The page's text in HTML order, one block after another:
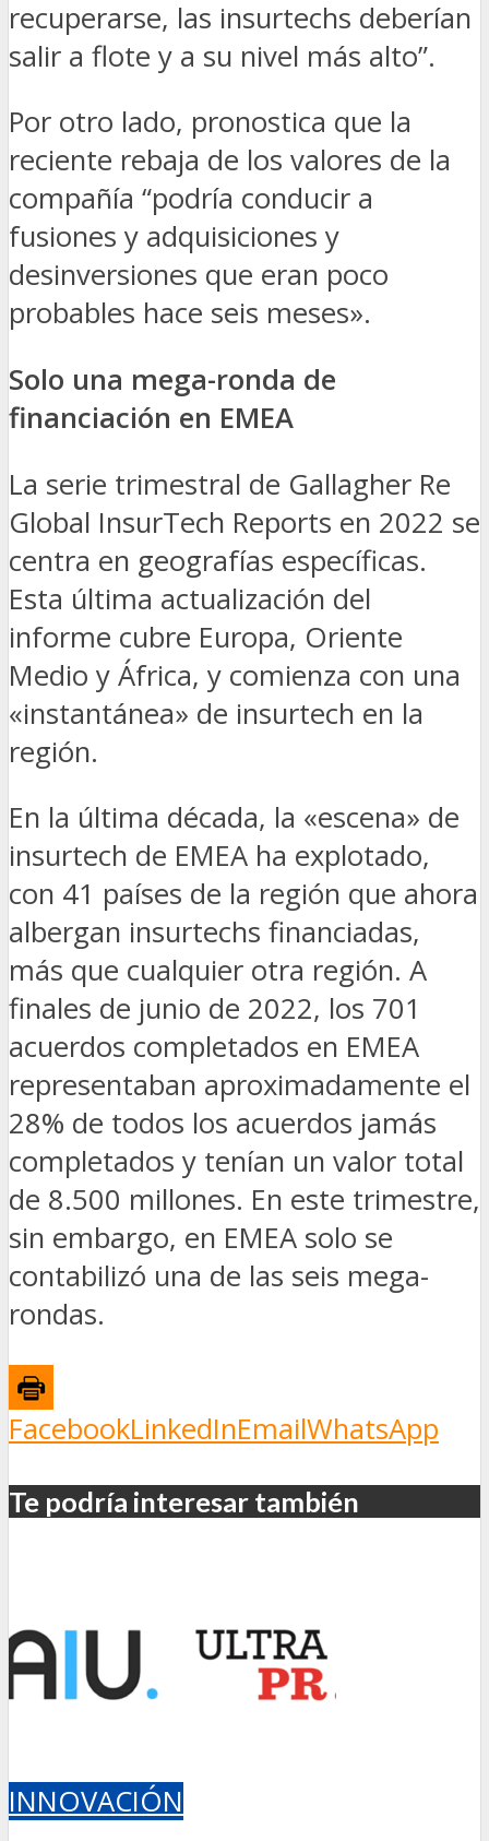
recuperarse, las insurtechs deberían
salir a flote y a su nivel más alto”.
Por otro lado, pronostica que la
reciente rebaja de los valores de la
compañía “podría conducir a
fusiones y adquisiciones y
desinversiones que eran poco
probables hace seis meses».
Solo una mega-ronda de
financiación en EMEA
La serie trimestral de Gallagher Re
Global InsurTech Reports en 2022 se
centra en geografías específicas.
Esta última actualización del
informe cubre Europa, Oriente
Medio y África, y comienza con una
«instantánea» de insurtech en la
región.
En la última década, la «escena» de
insurtech de EMEA ha explotado,
con 41 países de la región que ahora
albergan insurtechs financiadas,
más que cualquier otra región. A
finales de junio de 2022, los 701
acuerdos completados en EMEA
representaban aproximadamente el
28% de todos los acuerdos jamás
completados y tenían un valor total
de 8.500 millones. En este trimestre,
sin embargo, en EMEA solo se
contabilizó una de las seis mega-
rondas.
FacebookLinkedInEmailWhatsApp
Te podría interesar también
INNOVACIÓN